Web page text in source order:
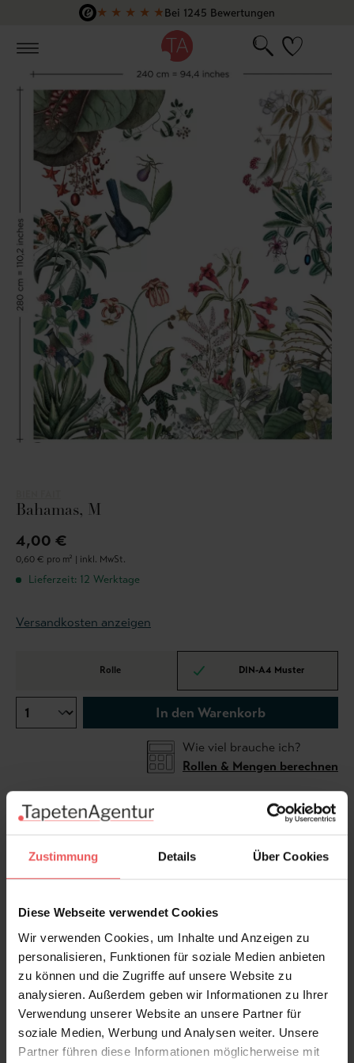
Zustimmung Details Über Cookies
Diese Webseite verwendet Cookies
Wir verwenden Cookies, um Inhalte und Anzeigen zu
personalisieren, Funktionen für soziale Medien anbieten
zu können und die Zugriffe auf unsere Website zu
analysieren. Außerdem geben wir Informationen zu Ihrer
Verwendung unserer Website an unsere Partner für
soziale Medien, Werbung und Analysen weiter. Unsere
Partner führen diese Informationen möglicherweise mit
Zum Hauptinhalt springen
★ ★ ★ ★ ★Bei 1245 Bewertungen
Bahamas, M
4,00 €
0,60 € pro m² | inkl. MwSt.
Lieferzeit: 12 Werktage
Versandkosten anzeigen
Rolle DIN-A4 Muster
In den Warenkorb
Wie viel brauche ich?
Rollen & Mengen berechnen
Die botanische Tapete mit tropischem Blattmotiv
Bahamas, M inszeniert ein großflächiges Naturdessin
abgestimmte Farbwelt gibt der Wand eine ruhige
Struktur und unterstreicht die stilvolle, luftige
Raumwirkung. So entsteht eine elegante
Wandgestaltung mit natürlicher Ausstrahlung und
ausgewogener Präsenz.
Produktdetails